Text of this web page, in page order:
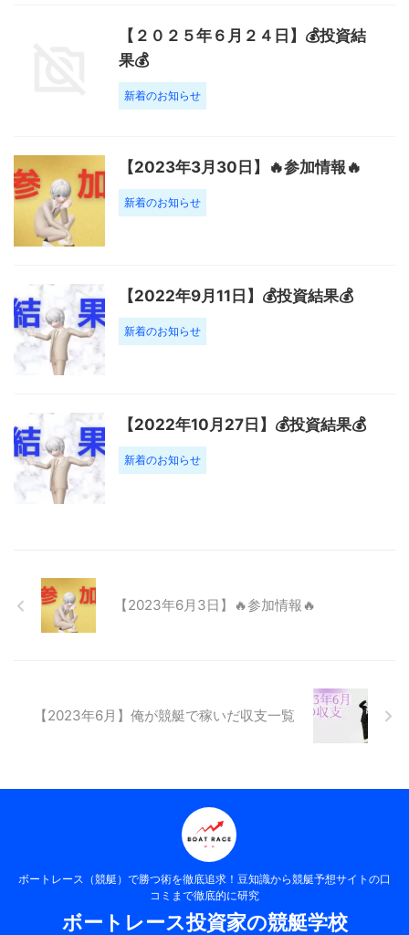
【２０２５年６月２４日】💰投資結
果💰
新着のお知らせ
【2023年3月30日】🔥参加情報🔥
新着のお知らせ
【2022年9月11日】💰投資結果💰
新着のお知らせ
【2022年10月27日】💰投資結果💰
新着のお知らせ
【2023年6月3日】🔥参加情報🔥
【2023年6月】俺が競艇で稼いだ収支一覧
ボートレース（競艇）で勝つ術を徹底追求！豆知識から競艇予想サイトの口
コミまで徹底的に研究
ボートレース投資家の競艇学校